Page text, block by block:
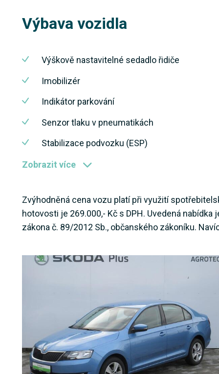
Výbava vozidla
Výškově nastavitelné sedadlo řidiče
Imobilizér
Indikátor parkování
Senzor tlaku v pneumatikách
Stabilizace podvozku (ESP)
Zobrazit více
Zvýhodněná cena vozu platí při využití
hotovosti je 269.000,- Kč s DPH. Uvedená
zákona č. 89/2012 Sb., občanského zákoníku.